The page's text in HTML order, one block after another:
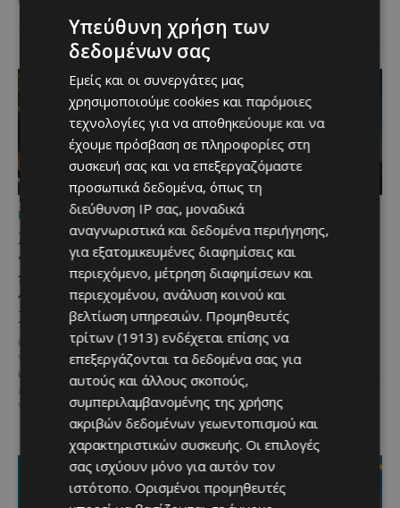
ΜΈΝΟΥΜΕ ΕΝΗΜΕΡΩΜΈΝΟΙ
Μια βραδιά γεμάτη
παράδοση, μουσική και
κέφι στον Δελίκηπο για
τη γιορτή του
Χρυσοσώτηρος
@menoumekypro Μια βραδιά
γεμάτη παράδοση, μουσική, χορό
και αυθεντικές γεύσεις στον
Δελίκηπο!
Το κρητικό
γλέντι,...
ΜΈΝΟΥΜΕ ΚΎΠΡΟ
Βραδινή πεζοπορία στον
Μαχαιρά με τον σκύλο
σου και θέα τις Περσείδες
Αν αγαπάς τις βόλτες στη φύση
και δεν αποχωρίζεσαι ποτέ τον
τετράποδο φίλο σου, τότε αυτή
η εμπειρία...
Υπεύθυνη χρήση των
δεδομένων σας
Εμείς και οι συνεργάτες μας
χρησιμοποιούμε cookies και παρόμοιες
τεχνολογίες για να αποθηκεύουμε και να
έχουμε πρόσβαση σε πληροφορίες στη
συσκευή σας και να επεξεργαζόμαστε
προσωπικά δεδομένα, όπως τη
διεύθυνση IP σας, μοναδικά
αναγνωριστικά και δεδομένα περιήγησης,
για εξατομικευμένες διαφημίσεις και
περιεχόμενο, μέτρηση διαφημίσεων και
περιεχομένου, ανάλυση κοινού και
βελτίωση υπηρεσιών. Προμηθευτές
τρίτων (1913) ενδέχεται επίσης να
επεξεργάζονται τα δεδομένα σας για
αυτούς και άλλους σκοπούς,
συμπεριλαμβανομένης της χρήσης
ακριβών δεδομένων γεωεντοπισμού και
χαρακτηριστικών συσκευής. Οι επιλογές
σας ισχύουν μόνο για αυτόν τον
ιστότοπο. Ορισμένοι προμηθευτές